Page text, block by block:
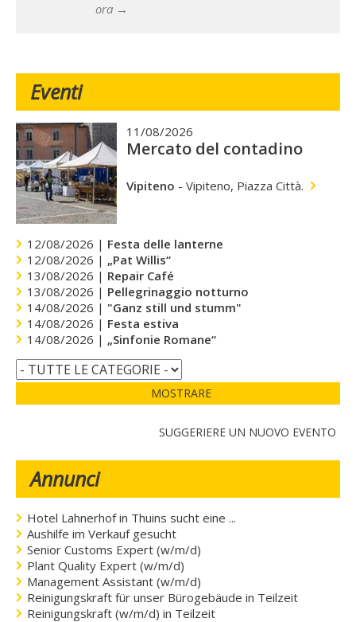
ora →
Eventi
11/08/2026
Mercato del contadino
Vipiteno - Vipiteno, Piazza Città.
12/08/2026 | Festa delle lanterne
12/08/2026 | „Pat Willis“
13/08/2026 | Repair Café
13/08/2026 | Pellegrinaggio notturno
14/08/2026 | "Ganz still und stumm"
14/08/2026 | Festa estiva
14/08/2026 | „Sinfonie Romane“
MOSTRARE
SUGGERIERE UN NUOVO EVENTO
Annunci
Hotel Lahnerhof in Thuins sucht eine ...
Aushilfe im Verkauf gesucht
Senior Customs Expert (w/m/d)
Plant Quality Expert (w/m/d)
Management Assistant (w/m/d)
Reinigungskraft für unser Bürogebäude in Teilzeit
Reinigungskraft (w/m/d) in Teilzeit